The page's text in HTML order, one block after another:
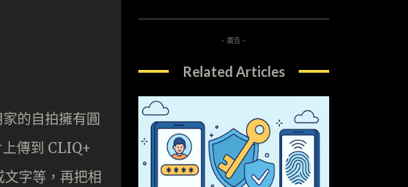
的自拍擁有圓
傳到 CLIQ+
字等，再把相
- 廣告 -
Related Articles